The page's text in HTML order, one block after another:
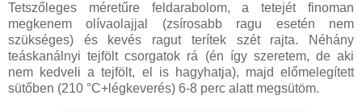
Tetszőleges méretűre feldarabolom, a tetejét finoman
megkenem olívaolajjal (zsírosabb ragu esetén nem
szükséges) és kevés ragut terítek szét rajta. Néhány
teáskanálnyi tejfölt csorgatok rá (én így szeretem, de aki
nem kedveli a tejfölt, el is hagyhatja), majd előmelegített
sütőben (210 °C+légkeverés) 6-8 perc alatt megsütöm.